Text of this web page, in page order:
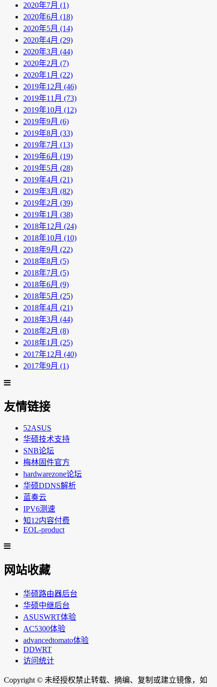
2020年7月 (1)
2020年6月 (18)
2020年5月 (14)
2020年4月 (29)
2020年3月 (44)
2020年2月 (7)
2020年1月 (22)
2019年12月 (46)
2019年11月 (73)
2019年10月 (12)
2019年9月 (6)
2019年8月 (33)
2019年7月 (13)
2019年6月 (19)
2019年5月 (28)
2019年4月 (21)
2019年3月 (82)
2019年2月 (39)
2019年1月 (38)
2018年12月 (24)
2018年10月 (10)
2018年9月 (22)
2018年8月 (5)
2018年7月 (5)
2018年6月 (9)
2018年5月 (25)
2018年4月 (21)
2018年3月 (44)
2018年2月 (8)
2018年1月 (25)
2017年12月 (40)
2017年9月 (1)
友情链接
52ASUS
华硕技术支持
SNB论坛
梅林固件官方
hardwarezone论坛
华硕DDNS解析
蓝奏云
IPV6测速
知12内容付费
EOL-product
网站收藏
华硕路由器后台
华硕中继后台
ASUSWRT体验
AC5300体验
advancedtomato体验
DDWRT
访问统计
Copyright © 未经授权禁止转载、摘编、复制或建立镜像，如